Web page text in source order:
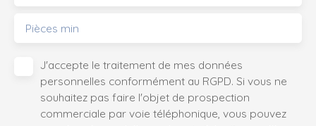
Pièces min
J'accepte le traitement de mes données
personnelles conformément au RGPD. Si vous ne
souhaitez pas faire l'objet de prospection
commerciale par voie téléphonique, vous pouvez